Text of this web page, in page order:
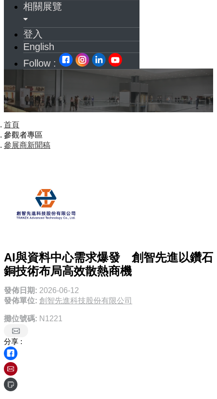
相關展覽
登入
English
Follow :
首頁
參觀者專區
參展商新聞稿
AI與資料中心需求爆發 創智先進以鑽石
銅技術布局高效散熱商機
發佈日期: 2026-06-12
發佈單位: 創智先進科技股份有限公司
攤位號碼: N1221
分享 :